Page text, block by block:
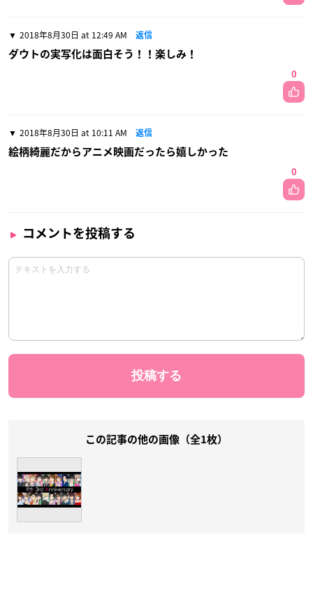
2018年8月30日 at 12:49 AM 返信
ダウトの実写化は面白そう！！楽しみ！
0
2018年8月30日 at 10:11 AM 返信
絵柄綺麗だからアニメ映画だったら嬉しかった
0
コメントを投稿する
この記事の他の画像（全1枚）